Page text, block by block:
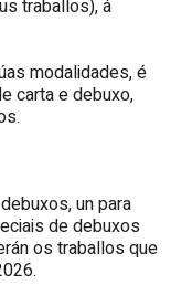
traballos), á
modalidades, é
carta e debuxo,
un para
de debuxos
os traballos que